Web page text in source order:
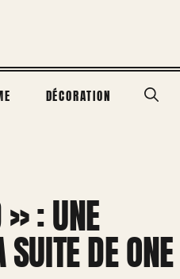
DÉCORATION
» : UNE
DE ONE